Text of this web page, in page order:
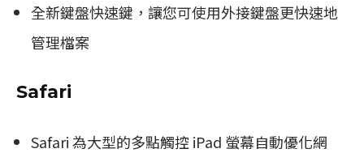
全新鍵盤快速鍵，讓您可使用外接鍵盤更快速地
管理檔案
Safari
Safari 為大型的多點觸控 iPad 螢幕自動優化網